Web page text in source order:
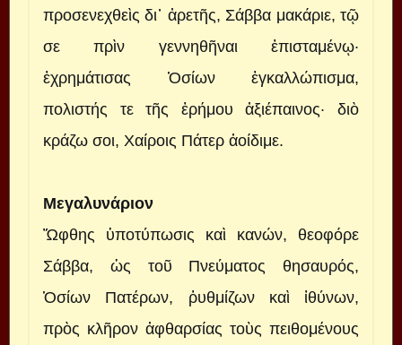
προσενεχθεὶς δι᾽ ἀρετῆς, Σάββα μακάριε, τῷ
σε πρὶν γεννηθῆναι ἐπισταμένῳ·
ἐχρημάτισας Ὁσίων ἐγκαλλώπισμα,
πολιστής τε τῆς ἐρήμου ἀξιέπαινος· διὸ
κράζω σοι, Χαίροις Πάτερ ἀοίδιμε.
Μεγαλυνάριον
Ὤφθης ὑποτύπωσις καὶ κανών, θεοφόρε
Σάββα, ὡς τοῦ Πνεύματος θησαυρός,
Ὁσίων Πατέρων, ῥυθμίζων καὶ ἰθύνων,
πρὸς κλῆρον ἀφθαρσίας τοὺς πειθομένους